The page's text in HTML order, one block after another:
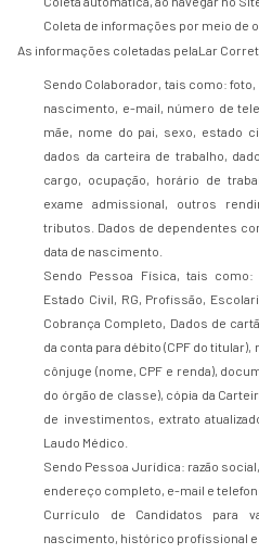
Coleta de informações por meio de
As informações coletadas pelaLar
Sendo Colaborador, tais como: foto,
nascimento, e-mail, número de
mãe, nome do pai, sexo, estado
dados da carteira de trabalho,
cargo, ocupação, horário de
exame admissional, outros
tributos. Dados de dependentes
data de nascimento.
Sendo Pessoa Física, tais como:
Estado Civil, RG, Profissão,
Cobrança Completo, Dados de
da conta para débito (CPF do
cônjuge (nome, CPF e renda),
do órgão de classe), cópia da
de investimentos, extrato
Laudo Médico.
Sendo Pessoa Jurídica: razão
endereço completo, e-mail e
Currículo de Candidatos para
nascimento, histórico profissional e